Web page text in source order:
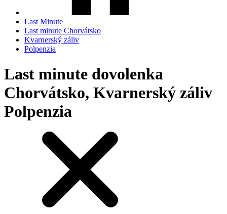
Last Minute
Last minute Chorvátsko
Kvarnerský záliv
Polpenzia
Last minute dovolenka
Chorvátsko, Kvarnerský záliv
Polpenzia